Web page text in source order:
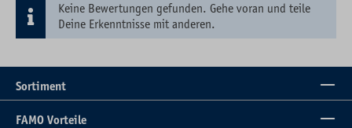
Keine Bewertungen gefunden. Gehe voran und teile
Deine Erkenntnisse mit anderen.
Sortiment
FAMO Vorteile